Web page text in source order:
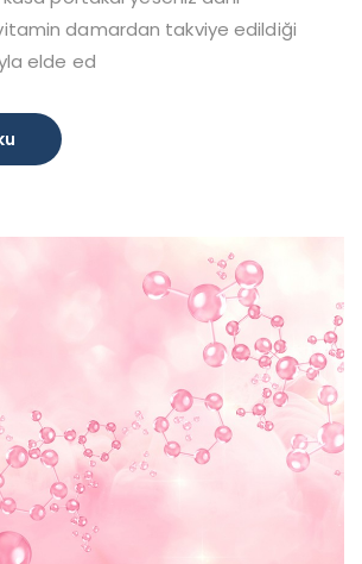
damardan takviye edildiği
elde ed